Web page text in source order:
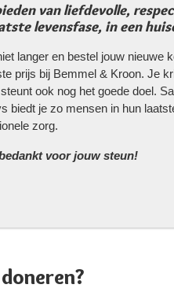
van liefdevolle,
levensfase, in een
langer en bestel jouw nieuwe
prijs bij Bemmel & Kroon. Je
ook nog het goede doel.
biedt je zo mensen in hun
zorg.
voor jouw steun!